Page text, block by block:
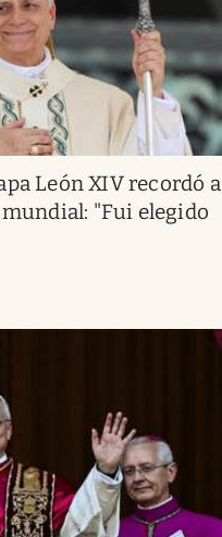
León XIV recordó a
"Fui elegido